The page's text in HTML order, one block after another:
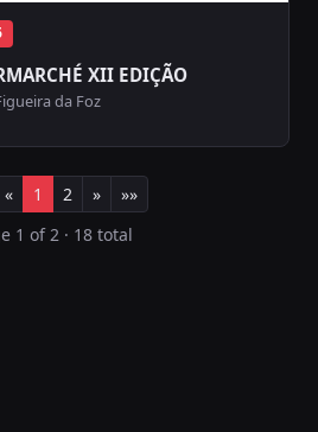
XII EDIÇÃO
da Foz
« 1 2 »
»»
1 of 2 · 18 total